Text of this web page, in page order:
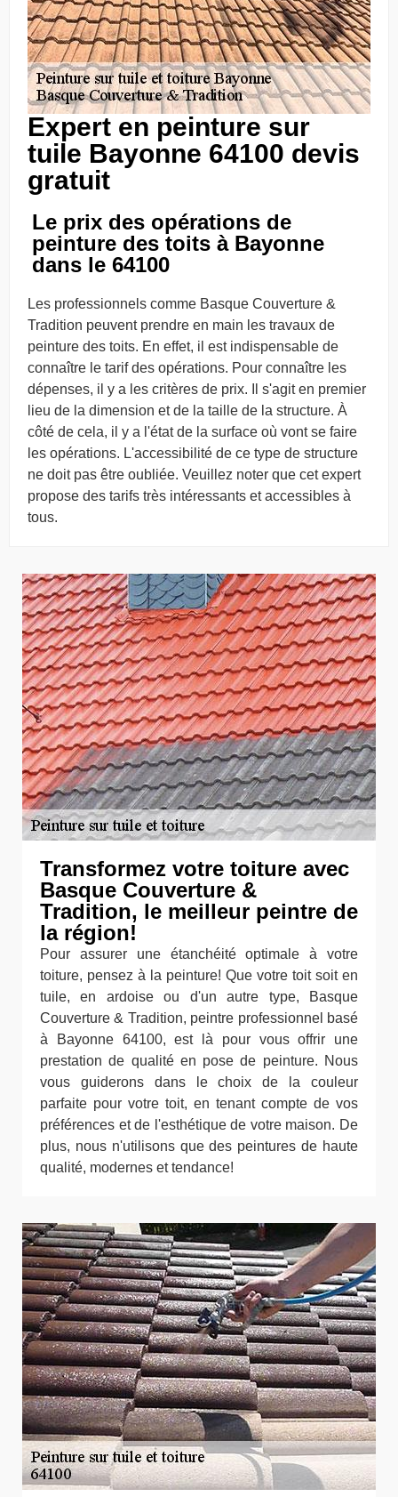
Expert en peinture sur
tuile Bayonne 64100 devis
gratuit
Le prix des opérations de
peinture des toits à Bayonne
dans le 64100
Les professionnels comme Basque Couverture &
Tradition peuvent prendre en main les travaux de
peinture des toits. En effet, il est indispensable de
connaître le tarif des opérations. Pour connaître les
dépenses, il y a les critères de prix. Il s'agit en premier
lieu de la dimension et de la taille de la structure. À
côté de cela, il y a l'état de la surface où vont se faire
les opérations. L'accessibilité de ce type de structure
ne doit pas être oubliée. Veuillez noter que cet expert
propose des tarifs très intéressants et accessibles à
tous.
Transformez votre toiture avec
Basque Couverture &
Tradition, le meilleur peintre de
la région!
Pour assurer une étanchéité optimale à votre
toiture, pensez à la peinture! Que votre toit soit en
tuile, en ardoise ou d'un autre type, Basque
Couverture & Tradition, peintre professionnel basé
à Bayonne 64100, est là pour vous offrir une
prestation de qualité en pose de peinture. Nous
vous guiderons dans le choix de la couleur
parfaite pour votre toit, en tenant compte de vos
préférences et de l'esthétique de votre maison. De
plus, nous n'utilisons que des peintures de haute
qualité, modernes et tendance!